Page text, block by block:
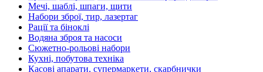
Мечі, шаблі, шпаги, щити
Набори зброї, тир, лазертаг
Рації та біноклі
Водяна зброя та насоси
Сюжетно-рольові набори
Кухні, побутова техніка
Касові апарати, супермаркети, скарбнички